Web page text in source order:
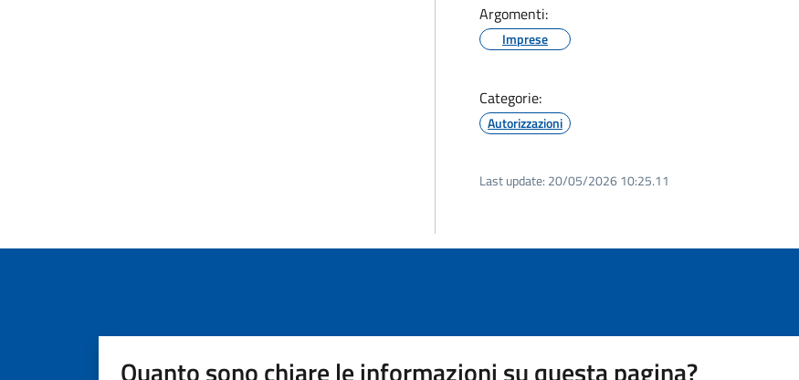
Argomenti:
Imprese
Categorie:
Autorizzazioni
Last update: 20/05/2026 10:25.11